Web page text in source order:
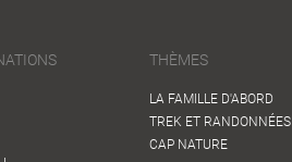
THÈMES
LA FAMILLE D'ABORD
TREK ET RANDONNÉES
CAP NATURE